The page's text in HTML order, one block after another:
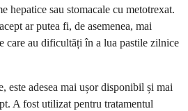
hepatice sau stomacale cu metotrexat.
ar putea fi, de asemenea, mai
care au dificultăți în a lua pastile zilnice
este adesea mai ușor disponibil și mai
A fost utilizat pentru tratamentul